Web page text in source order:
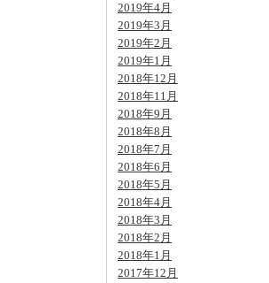
2019年4月
2019年3月
2019年2月
2019年1月
2018年12月
2018年11月
2018年9月
2018年8月
2018年7月
2018年6月
2018年5月
2018年4月
2018年3月
2018年2月
2018年1月
2017年12月